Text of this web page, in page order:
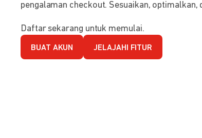
pengalaman checkout. Sesuaikan, optimalkan,
Daftar sekarang untuk memulai.
BUAT AKUN JELAJAHI FITUR